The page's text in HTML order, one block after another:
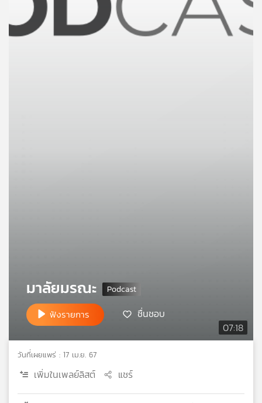
บี
เอส
07:18
มาลัยมรณะ
ฟังรายการ ชื่นชอบ
วันที่เผยแพร่ : 17 เม.ย. 67
เพิ่มในเพลย์ลิสต์ แชร์